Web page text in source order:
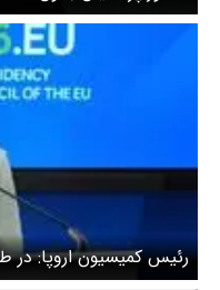
اورژانس تهران در
رئیس کمیسیون اروپا: در